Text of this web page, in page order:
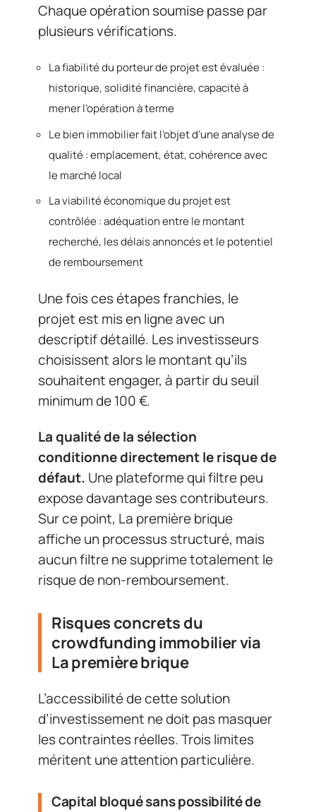
Chaque opération soumise passe par
plusieurs vérifications.
La fiabilité du porteur de projet est évaluée :
historique, solidité financière, capacité à
mener l’opération à terme
Le bien immobilier fait l’objet d’une analyse de
qualité : emplacement, état, cohérence avec
le marché local
La viabilité économique du projet est
contrôlée : adéquation entre le montant
recherché, les délais annoncés et le potentiel
de remboursement
Une fois ces étapes franchies, le
projet est mis en ligne avec un
descriptif détaillé. Les investisseurs
choisissent alors le montant qu’ils
souhaitent engager, à partir du seuil
minimum de 100 €.
La qualité de la sélection
conditionne directement le risque de
défaut. Une plateforme qui filtre peu
expose davantage ses contributeurs.
Sur ce point, La première brique
affiche un processus structuré, mais
aucun filtre ne supprime totalement le
risque de non-remboursement.
Risques concrets du
crowdfunding immobilier via
La première brique
L’accessibilité de cette solution
d’investissement ne doit pas masquer
les contraintes réelles. Trois limites
méritent une attention particulière.
Capital bloqué sans possibilité de